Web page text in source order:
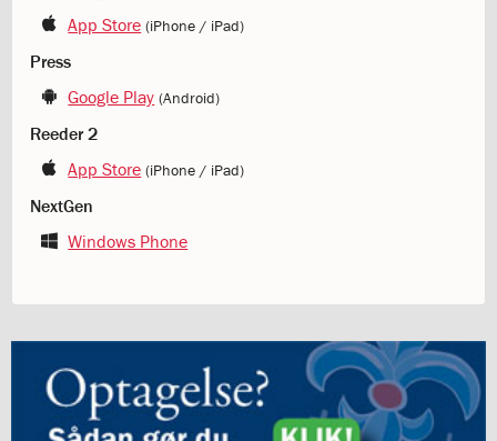
Jeanne
1.19:
Ledelsen
1.22:
Forældrerådet
forældreråd
1.24:
Vedtægter
og
1.27:
Optagelse
1.28:
Et
trygt
App Store (iPhone / iPad)
Press
Google Play (Android)
Reeder 2
App Store (iPhone / iPad)
NextGen
Windows Phone